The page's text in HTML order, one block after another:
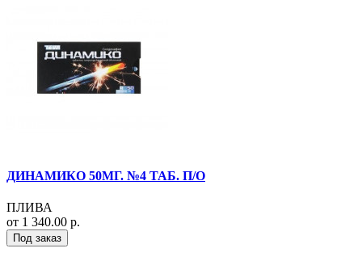
ДИНАМИКО 50МГ. №4 ТАБ. П/О
ПЛИВА
от 1 340.00 р.
Под заказ